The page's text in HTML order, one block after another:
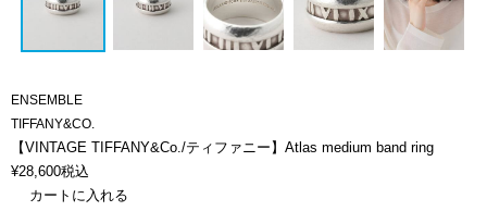
ENSEMBLE
TIFFANY&CO.
【VINTAGE TIFFANY&Co./ティファニー】Atlas medium band ring
¥28,600税込
カートに入れる